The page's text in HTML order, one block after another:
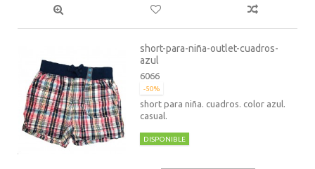
short-para-niña-outlet-cuadros-
azul
6066
-50%
short para niña. cuadros. color azul.
casual.
DISPONIBLE